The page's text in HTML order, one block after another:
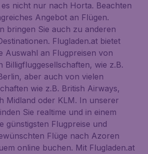
es nicht nur nach Horta. Beachten
Angebot an Flügen.
bringen Sie auch zu anderen
Flugladen.at bietet
Auswahl an Flugpreisen von
Billigfluggesellschaften, wie z.B.
aber auch von vielen
wie z.B. British Airways,
Midland oder KLM. In unserer
Sie realtime und in einem
günstigsten Flugpreise und
Flüge nach Azoren
online buchen. Mit Flugladen.at